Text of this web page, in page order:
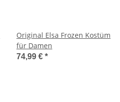
Original Elsa Frozen Kostüm
für Damen
74,99 € *